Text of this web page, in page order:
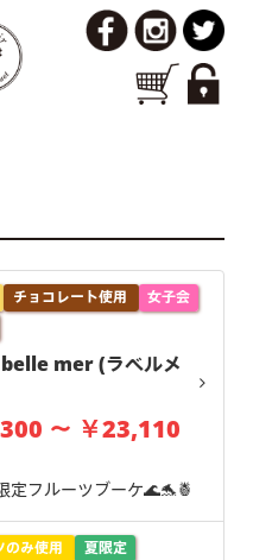
チョコレート使用
女子会
mer (ラベルメ
～ ￥23,110
定フルーツブーケ🌊🐬🍍
のみ使用 夏限定